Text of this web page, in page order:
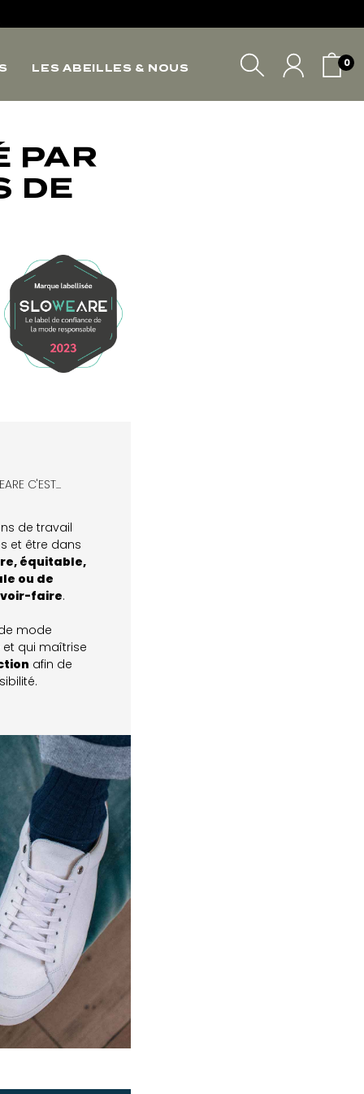
LES ABEILLES & NOUS 0
PAR
DE
C'EST...​
de travail
et être dans
équitable,
ou de
faire.
mode
et qui maîtrise
afin de